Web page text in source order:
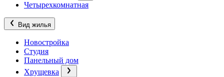
Четырехкомнатная
Вид жилья
Новостройка
Студия
Панельный дом
Хрущевка